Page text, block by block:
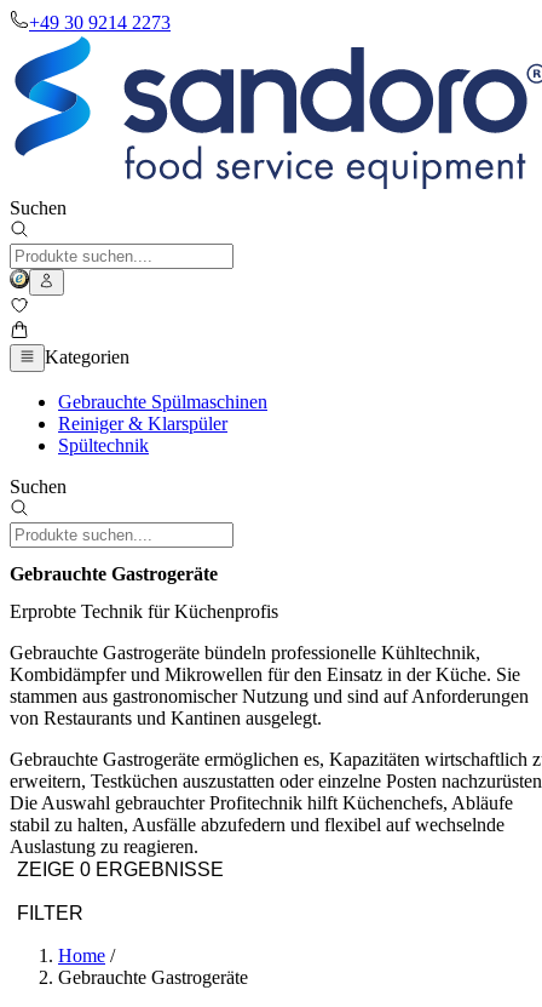
+49 30 9214 2273
Suchen
Kategorien
Gebrauchte Spülmaschinen
Reiniger & Klarspüler
Spültechnik
Suchen
Gebrauchte Gastrogeräte
Erprobte Technik für Küchenprofis
Gebrauchte Gastrogeräte bündeln professionelle Kühltechnik,
Kombidämpfer und Mikrowellen für den Einsatz in der Küche. Sie
stammen aus gastronomischer Nutzung und sind auf Anforderungen
von Restaurants und Kantinen ausgelegt.
Gebrauchte Gastrogeräte ermöglichen es, Kapazitäten wirtschaftlich
erweitern, Testküchen auszustatten oder einzelne Posten
Die Auswahl gebrauchter Profitechnik hilft Küchenchefs, Abläufe
stabil zu halten, Ausfälle abzufedern und flexibel auf wechselnde
Auslastung zu reagieren.
ZEIGE 0 ERGEBNISSE
FILTER
Home /
Gebrauchte Gastrogeräte